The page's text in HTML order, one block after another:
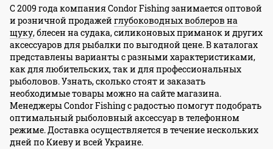
С 2009 года компания Condor Fishing занимается оптовой
и розничной продажей глубоководных воблеров на
щуку, блесен на судака, силиконовых приманок и других
аксессуаров для рыбалки по выгодной цене. В каталогах
представлены варианты с разными характеристиками,
как для любительских, так и для профессиональных
рыболовов. Узнать, сколько стоят и заказать
необходимые товары можно на сайте магазина.
Менеджеры Condor Fishing с радостью помогут подобрать
оптимальный рыболовный аксессуар в телефонном
режиме. Доставка осуществляется в течение нескольких
дней по Киеву и всей Украине.